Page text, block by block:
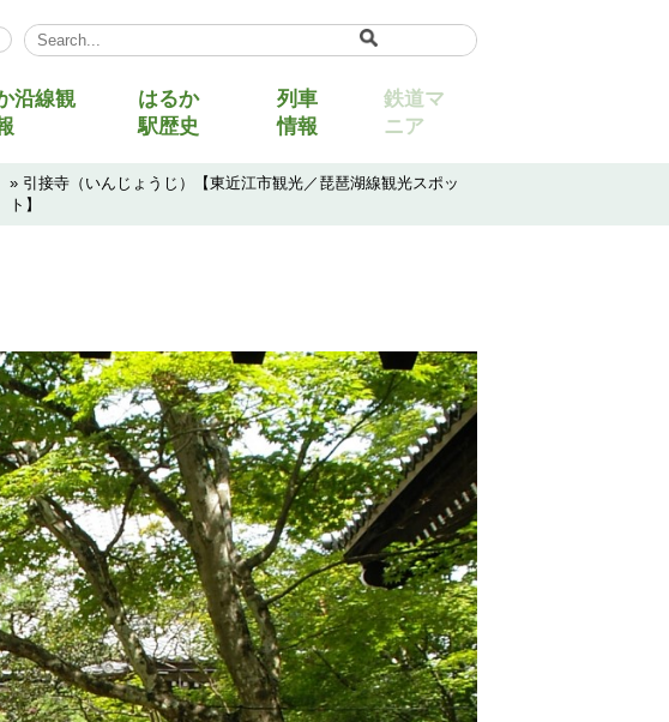
Select Language ▼
沿線観
はるか
駅歴史
列車
情報
鉄道マ
ニア
» 引接寺（いんじょうじ）【東近江市観光／琵琶湖線観光スポッ
ト】